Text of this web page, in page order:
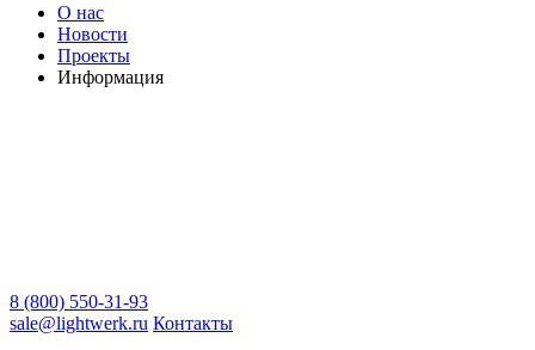
О нас
Новости
Проекты
Информация
8 (800) 550-31-93
sale@lightwerk.ru Контакты